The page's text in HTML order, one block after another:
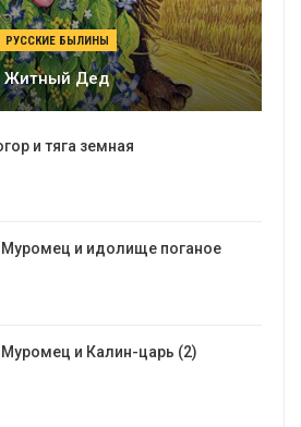
РУССКИЕ БЫЛИНЫ
Житный Дед
и тяга земная
Муромец и идолище поганое
и Калин-царь (2)